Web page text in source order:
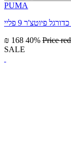
PUMA
פיוטצ'ר 9 פליי
₪ 168 40% Price
SALE